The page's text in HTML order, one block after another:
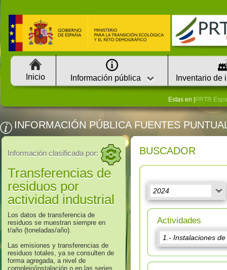
Inicio Información pública Inventario de
Estas en | PRTR
INFORMACIÓN PÚBLICA FUENTES
Información clasificada por:
Transferencias de
residuos por
actividad industrial
Los datos de transferencia de
residuos se muestran siempre en
t/año (toneladas/año).
Las emisiones y transferencias de
residuos totales, ya se consulten de
forma agregada, a nivel de
complejo/instalación o en las series
BUSCADOR
Actividades